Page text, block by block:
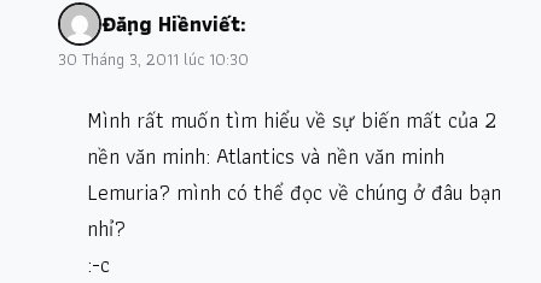
Đặng Hiềnviết:
30 Tháng 3, 2011 lúc 10:30
Mình rất muốn tìm hiểu về sự biến mất của 2
nền văn minh: Atlantics và nền văn minh
Lemuria? mình có thể đọc về chúng ở đâu bạn
nhỉ?
:-c